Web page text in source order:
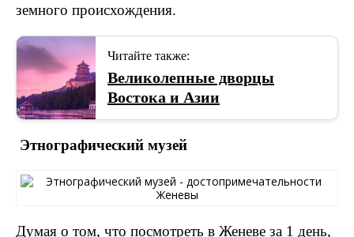
земного происхождения.
Читайте также:
Великолепные дворцы
Востока и Азии
Этнографический музей
Думая о том, что посмотреть в Женеве за 1 день,